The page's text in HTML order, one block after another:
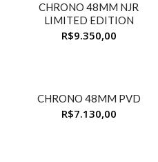
CHRONO 48MM NJR
LIMITED EDITION
R$9.350,00
CHRONO 48MM PVD
R$7.130,00